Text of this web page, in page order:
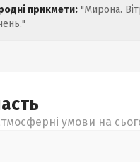
прикмети: "Мирона.
умови на